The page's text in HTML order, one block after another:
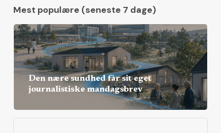
Mest populære (seneste 7 dage)
Den nære sundhed får sit eget
journalistiske mandagsbrev